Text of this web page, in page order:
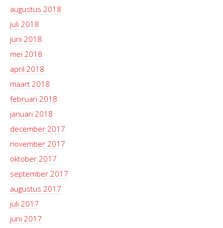
augustus 2018
juli 2018
juni 2018
mei 2018
april 2018
maart 2018
februari 2018
januari 2018
december 2017
november 2017
oktober 2017
september 2017
augustus 2017
juli 2017
juni 2017